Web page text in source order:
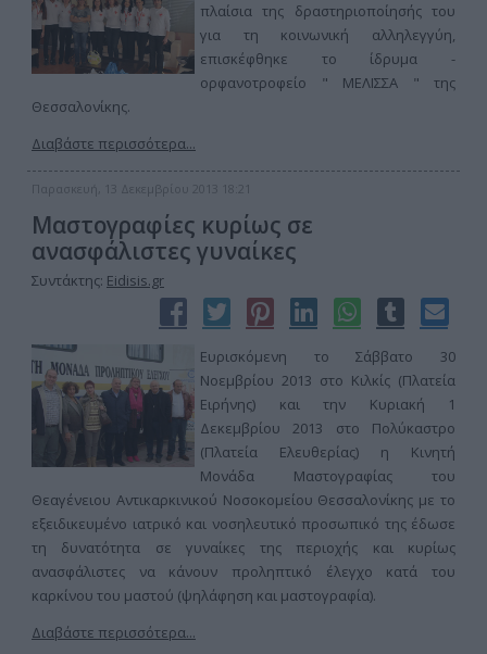
πλαίσια της δραστηριοποίησής του
για τη κοινωνική αλληλεγγύη,
επισκέφθηκε το ίδρυμα -
ορφανοτροφείο " ΜΕΛΙΣΣΑ " της
Θεσσαλονίκης.
Διαβάστε περισσότερα...
Παρασκευή, 13 Δεκεμβρίου 2013 18:21
Μαστογραφίες κυρίως σε
ανασφάλιστες γυναίκες
Συντάκτης: Eidisis.gr
Ευρισκόμενη το Σάββατο 30
Νοεμβρίου 2013 στο Κιλκίς (Πλατεία
Ειρήνης) και την Κυριακή 1
Δεκεμβρίου 2013 στο Πολύκαστρο
(Πλατεία Ελευθερίας) η Κινητή
Μονάδα Μαστογραφίας του
Θεαγένειου Αντικαρκινικού Νοσοκομείου Θεσσαλονίκης με το
εξειδικευμένο ιατρικό και νοσηλευτικό προσωπικό της έδωσε
τη δυνατότητα σε γυναίκες της περιοχής και κυρίως
ανασφάλιστες να κάνουν προληπτικό έλεγχο κατά του
καρκίνου του μαστού (ψηλάφηση και μαστογραφία).
Διαβάστε περισσότερα...